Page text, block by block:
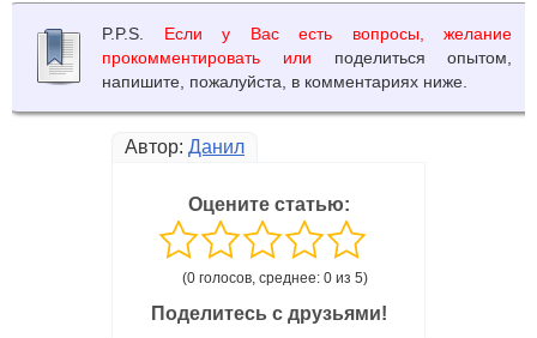
P.P.S. Если у Вас есть вопросы, желание
прокомментировать или поделиться опытом,
напишите, пожалуйста, в комментариях ниже.
Автор: Данил
Оцените статью:
(0 голосов, среднее: 0 из 5)
Поделитесь с друзьями!